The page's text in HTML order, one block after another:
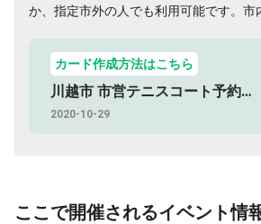
か、指定市外の人でも利用可能です。市
カード作成方法はこちら
川越市 市営テニスコート予約方法
2020-10-29
ここで開催されるイベント情